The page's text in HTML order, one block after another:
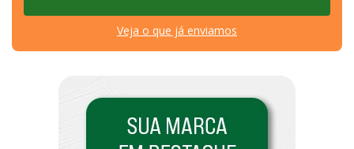
Veja o que já enviamos